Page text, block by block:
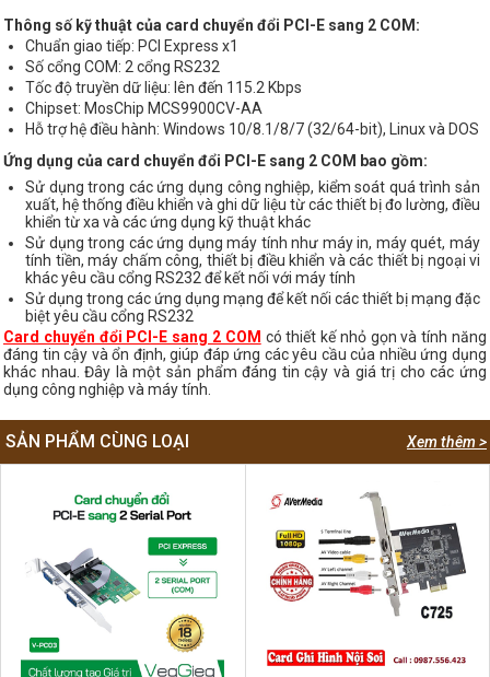
Thông số kỹ thuật của card chuyển đổi PCI-E sang 2 COM:
Chuẩn giao tiếp: PCI Express x1
Số cổng COM: 2 cổng RS232
Tốc độ truyền dữ liệu: lên đến 115.2 Kbps
Chipset: MosChip MCS9900CV-AA
Hỗ trợ hệ điều hành: Windows 10/8.1/8/7 (32/64-bit), Linux và DOS
Ứng dụng của card chuyển đổi PCI-E sang 2 COM bao gồm:
Sử dụng trong các ứng dụng công nghiệp, kiểm soát quá trình sản
xuất, hệ thống điều khiển và ghi dữ liệu từ các thiết bị đo lường, điều
khiển từ xa và các ứng dụng kỹ thuật khác
Sử dụng trong các ứng dụng máy tính như máy in, máy quét, máy
tính tiền, máy chấm công, thiết bị điều khiển và các thiết bị ngoại vi
khác yêu cầu cổng RS232 để kết nối với máy tính
Sử dụng trong các ứng dụng mạng để kết nối các thiết bị mạng đặc
biệt yêu cầu cổng RS232
Card chuyển đổi PCI-E sang 2 COM có thiết kế nhỏ gọn và tính năng
đáng tin cậy và ổn định, giúp đáp ứng các yêu cầu của nhiều ứng dụng
khác nhau. Đây là một sản phẩm đáng tin cậy và giá trị cho các ứng
dụng công nghiệp và máy tính.
Xem thêm >
SẢN PHẨM CÙNG LOẠI